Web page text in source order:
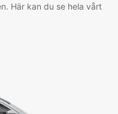
Här kan du se hela vårt